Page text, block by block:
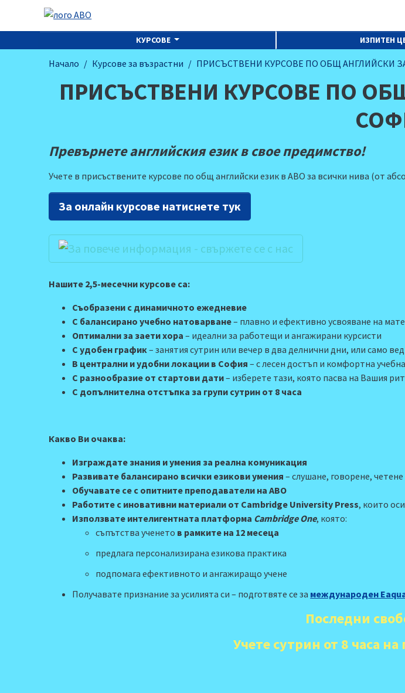
КУРСОВЕ ИЗПИТЕН
Начало Курсове за възрастни ПРИСЪСТВЕНИ КУРСОВЕ ПО ОБЩ АНГЛИЙСКИ
ПРИСЪСТВЕНИ КУРСОВЕ ПО
Превърнете английския език в свое предимство!
Учете в присъствените курсове по общ английски език в АВО за всички нива (от
За онлайн курсове натиснете тук
Нашите 2,5-месечни курсове са:
Съобразени с динамичното ежедневие
С балансирано учебно натоварване– плавно и ефективно усвояване на
Оптимални за заети хора – идеални за работещи и ангажирани курсисти
С удобен график– занятия сутрин или вечер в два делнични дни, или само
В централни и удобнилокации в София – с лесен достъп и комфортна
С разнообразие от стартови дати– изберете тази, която пасва на Вашия
С допълнителна отстъпка за групи сутрин от 8 часа
Какво Ви очаква:
Изграждате знания и умения за реална комуникация
Развивате балансирано всички езикови умения – слушане, говорене,
Обучавате се с опитните преподаватели на АВО
Работите с иновативни материали от Cambridge University Press, които
Използвате интелигентната платформа Cambridge One, която:
съпътства ученето в рамките на 12 месеца
предлага персонализирана езикова практика
подпомага ефективното и ангажиращо учене
Получавате признание за усилията си– подготвяте се за международен
Последни
Учете сутрин от 8 часа